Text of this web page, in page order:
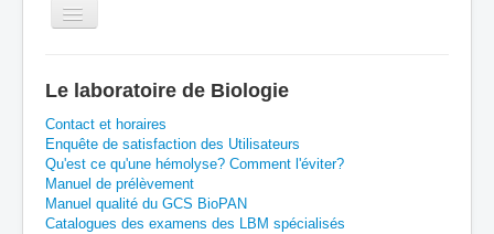
Catécholamines - plasma
Le laboratoire de Biologie
Contact et horaires
Enquête de satisfaction des Utilisateurs
Qu'est ce qu'une hémolyse? Comment l'éviter?
Manuel de prélèvement
Manuel qualité du GCS BioPAN
Catalogues des examens des LBM spécialisés